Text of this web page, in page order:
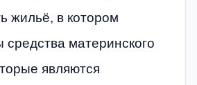
жильё, в котором
средства материнского
являются